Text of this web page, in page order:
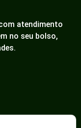
atendimento
no seu bolso,